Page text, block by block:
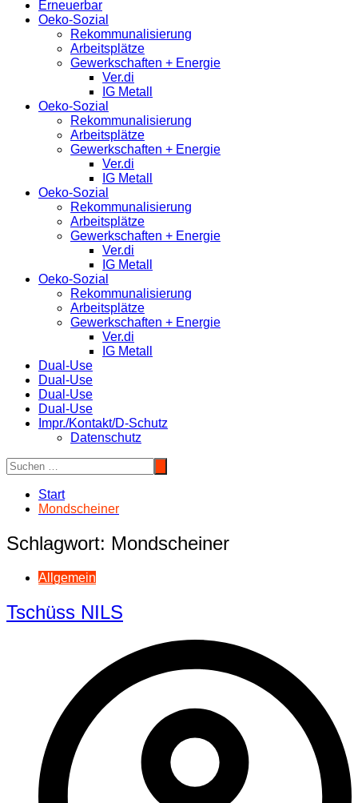
Erneuerbar
Oeko-Sozial
Rekommunalisierung
Arbeitsplätze
Gewerkschaften + Energie
Ver.di
IG Metall
Oeko-Sozial
Rekommunalisierung
Arbeitsplätze
Gewerkschaften + Energie
Ver.di
IG Metall
Oeko-Sozial
Rekommunalisierung
Arbeitsplätze
Gewerkschaften + Energie
Ver.di
IG Metall
Oeko-Sozial
Rekommunalisierung
Arbeitsplätze
Gewerkschaften + Energie
Ver.di
IG Metall
Dual-Use
Dual-Use
Dual-Use
Dual-Use
Impr./Kontakt/D-Schutz
Datenschutz
Start
Mondscheiner
Schlagwort: Mondscheiner
Allgemein
Tschüss NILS